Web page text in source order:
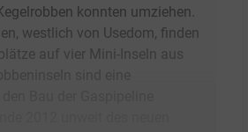
konnten umziehen.
westlich von Usedom, finden
auf vier Mini-Inseln aus